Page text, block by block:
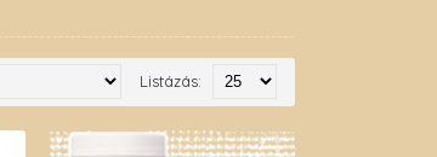
Listázás: